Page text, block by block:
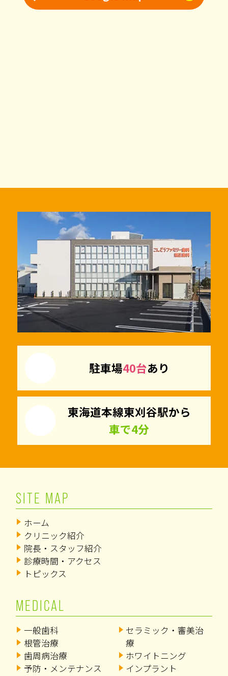
駐車場40台あり
東海道本線東刈谷駅から
車で4分
SITE MAP
ホーム
クリニック紹介
院長・スタッフ紹介
診療時間・アクセス
トピックス
MEDICAL
一般歯科
根管治療
歯周病治療
予防・メンテナンス
セラミック・審美治
療
ホワイトニング
インプラント